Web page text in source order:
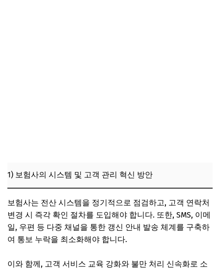
1) 보험사의 시스템 및 고객 관리 혁신 방안
보험사는 전산 시스템을 정기적으로 점검하고, 고객 연락처
변경 시 즉각 확인 절차를 도입해야 합니다. 또한, SMS, 이메
일, 우편 등 다중 채널을 통한 갱신 안내 발송 체계를 구축하
여 통보 누락을 최소화해야 합니다.
이와 함께, 고객 서비스 교육 강화와 불만 처리 신속화로 소